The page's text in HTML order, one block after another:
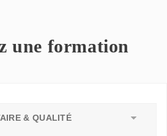
une formation
& QUALITÉ